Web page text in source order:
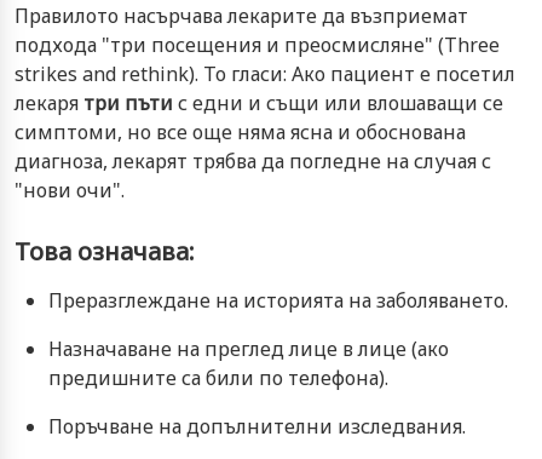
Правилото насърчава лекарите да възприемат
подхода "три посещения и преосмисляне" (Three
strikes and rethink). То гласи: Ако пациент е посетил
лекаря три пъти с едни и същи или влошаващи се
симптоми, но все още няма ясна и обоснована
диагноза, лекарят трябва да погледне на случая с
"нови очи".
Това означава:
Преразглеждане на историята на заболяването.
Назначаване на преглед лице в лице (ако
предишните са били по телефона).
Поръчване на допълнителни изследвания.